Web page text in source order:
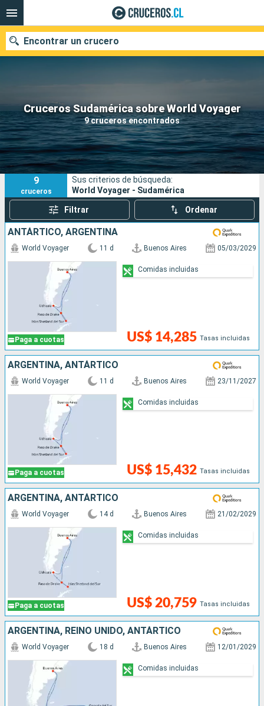
Cruceros Sudamérica sobre World Voyager
9 cruceros encontrados
Encontrar un crucero
Nuestros destinos
Fecha de salida
Puertos Compañías
Buscar
9
cruceros
Sus criterios de búsqueda:
World Voyager - Sudamérica
Filtrar Ordenar
ANTÁRTICO, ARGENTINA
Paga a cuotas
World Voyager 11 d Buenos Aires 05/03/2029
US$ 14,285 Tasas incluidas
Comidas incluidas
ARGENTINA, ANTÁRTICO
Paga a cuotas
World Voyager 11 d Buenos Aires 23/11/2027
US$ 15,432 Tasas incluidas
Comidas incluidas
ARGENTINA, ANTÁRTICO
Paga a cuotas
World Voyager 14 d Buenos Aires 21/02/2029
US$ 20,759 Tasas incluidas
Comidas incluidas
ARGENTINA, REINO UNIDO, ANTÁRTICO
World Voyager 18 d Buenos Aires 12/01/2029
Comidas incluidas